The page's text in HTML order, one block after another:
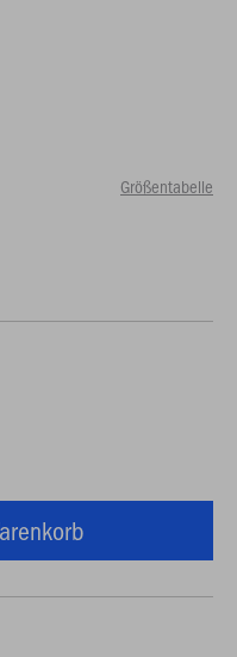
Größentabelle